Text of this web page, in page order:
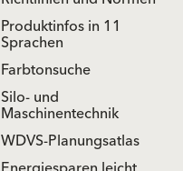
Produktinfos in 11
Sprachen
Farbtonsuche
Silo- und
Maschinentechnik
WDVS-Planungsatlas